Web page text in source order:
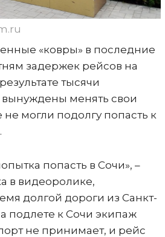
«ковры» в последние
задержек рейсов на
тысячи
менять свои
могли подолгу попасть к
попасть в Сочи», –
в видеоролике,
долгой дороги из Санкт-
подлете к Сочи экипаж
не принимает, и рейс